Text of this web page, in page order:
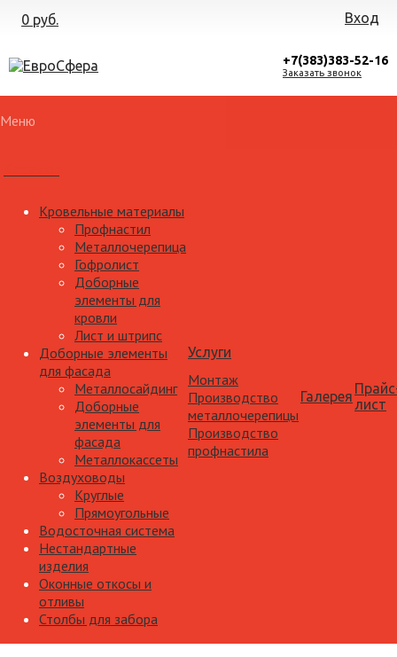
0 руб. Вход
+7(383)383-52-16
Заказать звонок
Меню
Кровельные материалы
Профнастил
Металлочерепица
Гофролист
Доборные
элементы для
кровли
Лист и штрипс
Доборные элементы
для фасада
Металлосайдинг
Доборные
элементы для
фасада
Металлокассеты
Воздуховоды
Круглые
Прямоугольные
Водосточная система
Нестандартные
изделия
Оконные откосы и
отливы
Столбы для забора
Услуги
Монтаж
Производство
металлочерепицы
Производство
профнастила
Галерея лист